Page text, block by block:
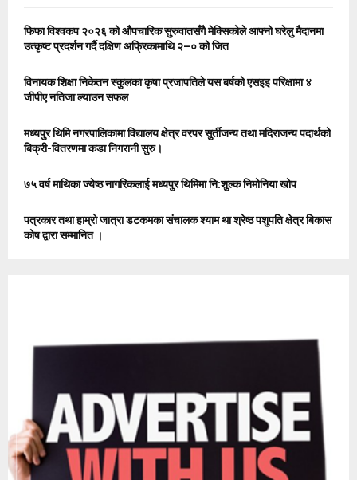
o
r
C
फिफा विश्वकप २०२६ को औपचारिक सुरुवातसँगै मेक्सिकोले आफ्नो घरेलु मैदानमा
उत्कृष्ट प्रदर्शन गर्दै दक्षिण अफ्रिकामाथि २–० को जित
विनायक शिक्षा निकेतन स्कुलका कृषा प्रजापतिले यस बर्षको एसइइ परिक्षामा ४
जीपीए नतिजा ल्याउन सफल
मध्यपुर थिमि नगरपालिकामा विद्यालय क्षेत्र वरपर सुर्तीजन्य तथा मदिराजन्य पदार्थको
बिक्री-वितरणमा कडा निगरानी सुरु।
७५ वर्ष माथिका ज्येष्ठ नागरिकलाई मध्यपुर थिमिमा नि:शुल्क निमोनिया खोप
पत्रकार तथा हाम्रो जात्रा डटकमका संचालक श्याम था श्रेष्ठ पशुपति क्षेत्र बिकास
कोष द्वारा सम्मानित ।